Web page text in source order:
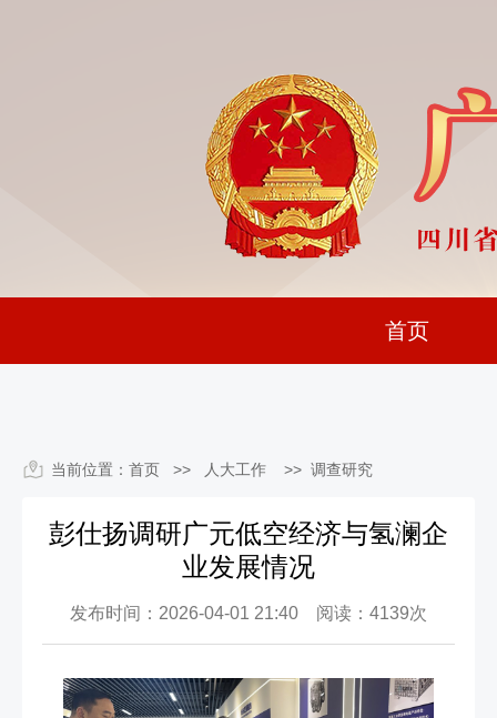
首页
当前位置： 首页 >> 人大工作 >> 调查研究
彭仕扬调研广元低空经济与氢澜企
业发展情况
发布时间：2026-04-01 21:40 阅读：4139次